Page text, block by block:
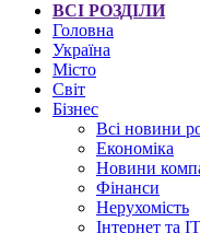
ВСІ РОЗДІЛИ
Головна
Україна
Місто
Світ
Бізнес
Всі новини
Економіка
Новини
Фінанси
Нерухомість
Інтернет та IT